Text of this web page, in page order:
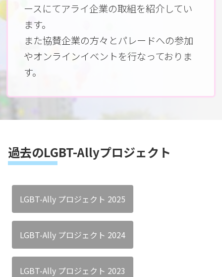
ースにてアライ企業の取組を紹介してい
ます。
また協賛企業の方々とパレードへの参加
やオンラインイベントを行なっておりま
す。
過去のLGBT-Allyプロジェクト
LGBT-Ally プロジェクト 2025
LGBT-Ally プロジェクト 2024
LGBT-Ally プロジェクト 2023